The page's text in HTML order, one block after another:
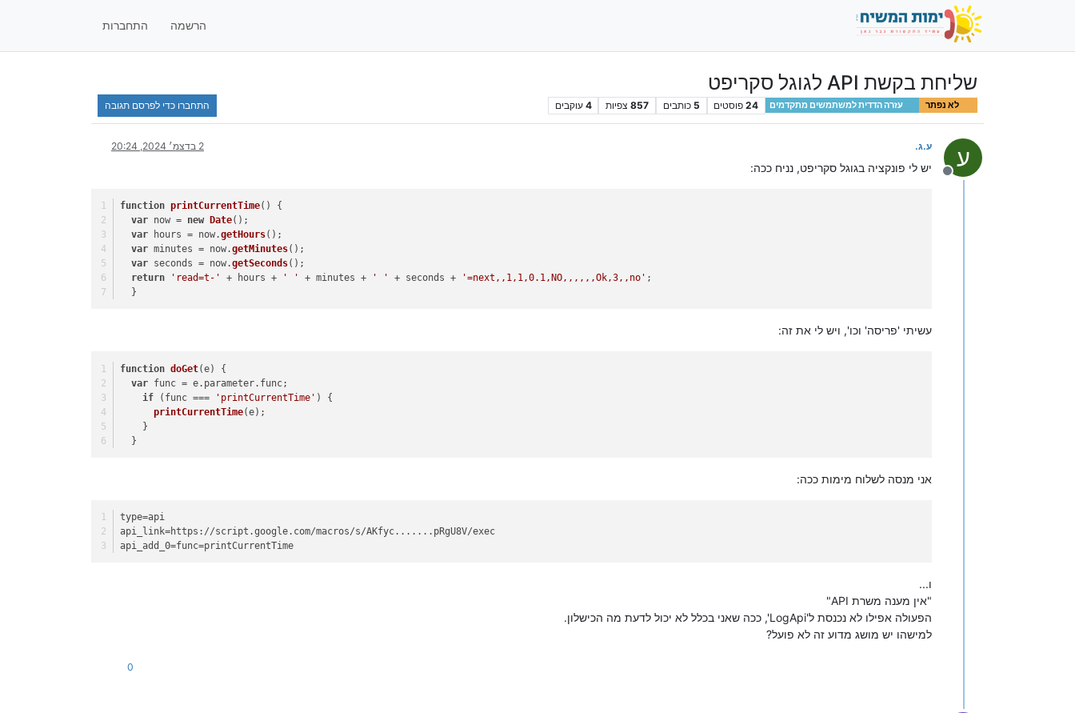
הרשמה התחברות
שליחת בקשת API לגוגל סקריפט
לא נפתר עזרה הדדית למשתמשים מתקדמים 24 פוסטים 5 כותבים 857 צפיות 4 עוקבים התחברו כדי לפרסם תגובה
ע
מנותק
ע.ג. 2 בדצמ׳ 2024, 20:24
יש לי פונקציה בגוגל סקריפט, נניח ככה:
function printCurrentTime( ) {
var now = new Date();
var hours = now.getHours();
var minutes = now.getMinutes();
var seconds = now.getSeconds();
return
'read=t-' + hours + ' ' + minutes + ' ' + seconds + '=next,,1,1,0.1,NO,,,,,,Ok,3,,no' ;
  }
עשיתי 'פריסה' וכו', ויש לי את זה:
function doGet(e) {
var func = e. parameter. func;
if (func === 'printCurrentTime' ) {
printCurrentTime(e);
    }
  }
אני מנסה לשלוח מימות ככה:
type=api
api_link=https://script.google.com/macros/s/AKfyc.......pRgU8V/exec
api_add_0=func=printCurrentTime
ו...
"אין מענה משרת API"
הפעולה אפילו לא נכנסת ל'LogApi', ככה שאני בכלל לא יכול לדעת מה הכישלון.
למישהו יש מושג מדוע זה לא פועל?
0